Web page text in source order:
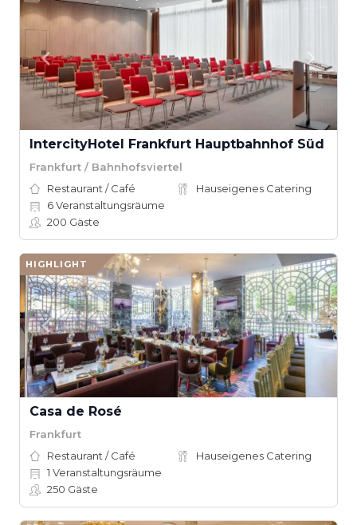
IntercityHotel Frankfurt Hauptbahnhof Süd
Frankfurt / Bahnhofsviertel
Restaurant / Café
Hauseigenes Catering
6Veranstaltungsräume
200 Gäste
HIGHLIGHT
Casa de Rosé
Frankfurt
Restaurant / Café
Hauseigenes Catering
1 Veranstaltungsräume
250 Gäste